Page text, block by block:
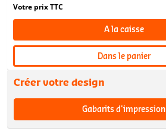
Votre prix TTC
A la caisse
Dans le panier
Créer votre design
Gabarits d'impression